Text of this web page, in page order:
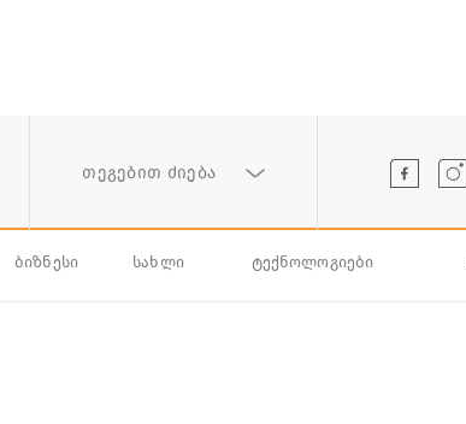
თეგებით ძიება
ბიზნესი სახლი ტექნოლოგიები